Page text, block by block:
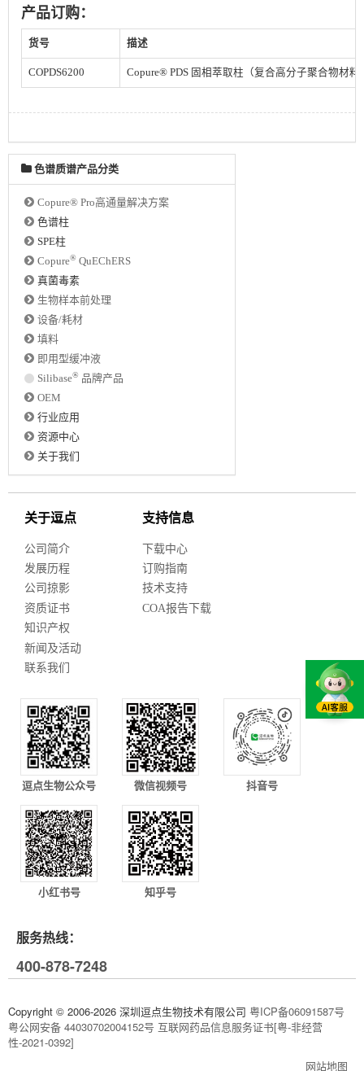
产品订购：
货号 描述
COPDS6200 Copure® PDS 固相萃取柱（复合高分子聚合物材料
色谱质谱产品分类
Copure® Pro高通量解决方案
色谱柱
SPE柱
Copure® QuEChERS
真菌毒素
生物样本前处理
设备/耗材
填料
即用型缓冲液
Silibase® 品牌产品
OEM
行业应用
资源中心
关于我们
关于逗点
公司简介
发展历程
公司掠影
资质证书
知识产权
新闻及活动
联系我们
支持信息
下载中心
订购指南
技术支持
COA报告下载
逗点生物公众号 微信视频号 抖音号
小红书号 知乎号
服务热线：
400-878-7248
Copyright © 2006-2026 深圳逗点生物技术有限公司 粤ICP备06091587号
粤公网安备 44030702004152号 互联网药品信息服务证书[粤-非经营
性-2021-0392]
网站地图